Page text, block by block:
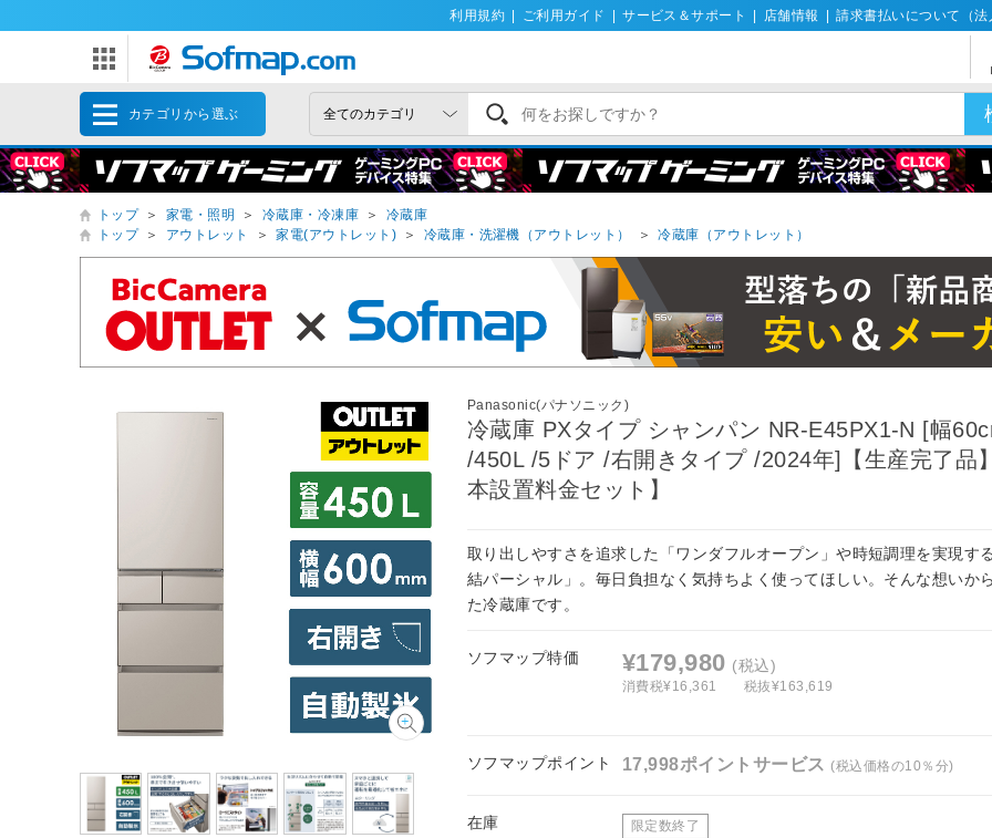
利用規約 ご利用ガイド サービス＆サポート 店舗情報 請求書払いについて（法
カテゴリから選ぶ
トップ ＞ 家電・照明 ＞ 冷蔵庫・冷凍庫 ＞
冷蔵庫
トップ
＞ アウトレット ＞ 家電(アウトレット) ＞ 冷蔵庫・洗濯機（アウトレット） ＞ 冷蔵庫（アウトレット）
Panasonic(パナソニック)
冷蔵庫 PXタイプ シャンパン NR-E45PX1-N [幅
/450L /5ドア /右開きタイプ /2024年]【生産完了品
本設置料金セット】
取り出しやすさを追求した「ワンダフルオープン」や時短調理を実現す
結パーシャル」。毎日負担なく気持ちよく使ってほしい。そんな想いか
た冷蔵庫です。
ソフマップ特価 ¥179,980 (税込)
消費税¥16,361 税抜¥163,619
ソフマップポイント 17,998ポイントサービス(税込価格の10％分)
在庫 限定数終了